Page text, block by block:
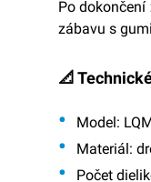
Po
zábavu s
📐
Model:
Materiál:
Počet